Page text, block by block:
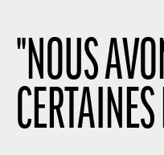
"NOUS